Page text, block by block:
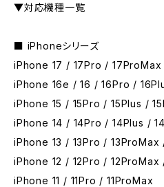
▼対応機種一覧
■ iPhoneシリーズ
iPhone 17 / 17Pro /
iPhone 16e / 16 / 16Pro /
iPhone 15 / 15Pro / 15Plus /
iPhone 14 / 14Pro / 14Plus /
iPhone 13 / 13Pro / 13ProMax
iPhone 12 / 12Pro / 12ProMax
iPhone 11 / 11Pro / 11ProMax